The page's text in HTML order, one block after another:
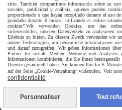
livraison à domicile
sitio. También compartimos información sobre su
sociales, publicidad y análisis, quienes pueden
proporcionado o que hayan recopilado durante el uso
guardado durante 6 meses, utilizando el enlace
cookies”. Wir verwenden Cookies, um das
sicherzustellen, unseren Datenverkehr zu analysieren
Erlebnis zu bieten. Zu diesem Zweck verwenden wir
andere Technologien, um persönliche Informationen
und darauf zuzugreifen. Wir geben Informationen
Partner für soziale Medien, Werbung und Analysen
Informationen kombinieren, die Sie ihnen
Dienste gesammelt haben. Sie können Ihre für 6
auf der Seite „Cookie-Verwaltung“ widerrufen. Voir
confidentialité
Personnaliser Tout